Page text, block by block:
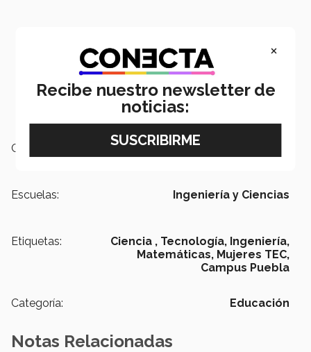
Campus:
Escuelas: Ingeniería y Ciencias
Etiquetas: Ciencia , Tecnología, Ingeniería,
Matemáticas, Mujeres TEC,
Campus Puebla
Categoría: Educación
Notas Relacionadas
×
Recibe nuestro newsletter de
noticias: